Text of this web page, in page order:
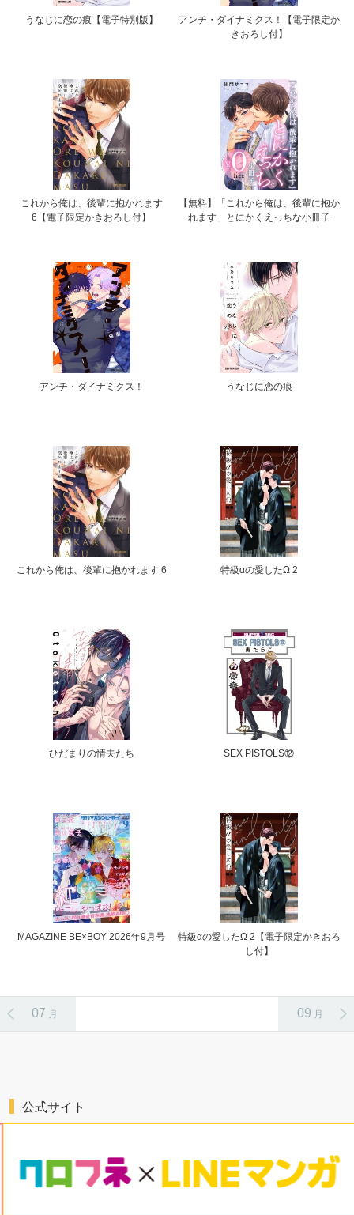
うなじに恋の痕【電子特別版】
アンチ・ダイナミクス！【電子限定か
きおろし付】
これから俺は、後輩に抱かれます
6【電子限定かきおろし付】
【無料】「これから俺は、後輩に抱か
れます」とにかくえっちな小冊子
アンチ・ダイナミクス！ うなじに恋の痕
これから俺は、後輩に抱かれます 6 特級αの愛したΩ 2
ひだまりの情夫たち SEX PISTOLS⑫
MAGAZINE BE×BOY 2026年9月号
特級αの愛したΩ 2【電子限定かきおろ
し付】
07 月 09 月
公式サイト